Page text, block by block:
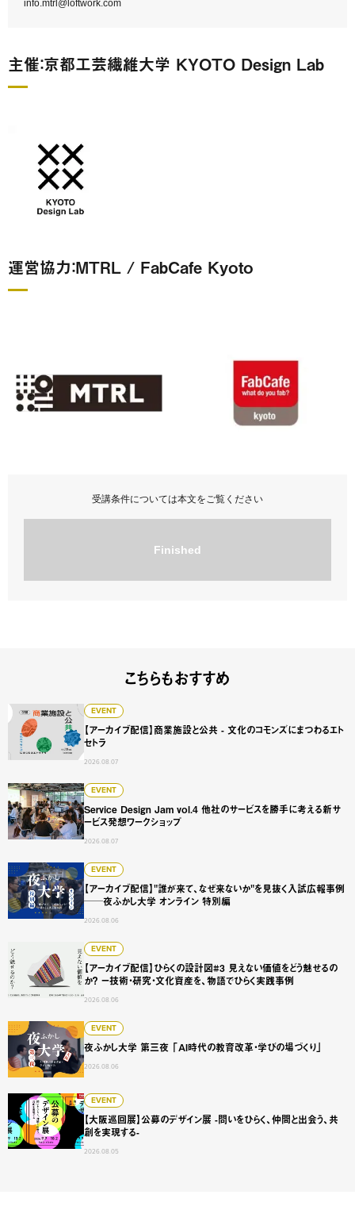
info.mtrl@loftwork.com
主催：京都工芸繊維大学 KYOTO Design Lab
運営協力：MTRL / FabCafe Kyoto
受講条件については本文をご覧ください
Finished
こちらもおすすめ
EVENT
【アーカイブ配信】商業施設と公共 - 文化のコモンズにまつわるエト
セトラ
2026.08.07
【アーカイブ配信】商業施設と公共 - 文化のコモンズにまつ
EVENT
Service Design Jam vol.4 他社のサービスを勝手に考える新サ
ービス発想ワークショップ
2026.08.07
Service Design Jam vol.4 他社のサービスを勝手に考える
EVENT
【アーカイブ配信】"誰が来て、なぜ来ないか"を見抜く入試広報事例
──夜ふかし大学 オンライン 特別編
2026.08.06
【アーカイブ配信】"誰が来て、なぜ来ないか"を見抜く入
EVENT
【アーカイブ配信】ひらくの設計図#3 見えない価値をどう魅せるの
か？ ー技術・研究・文化資産を、物語でひらく実践事例
2026.08.06
【アーカイブ配信】ひらくの設計図#3 見えない価値をどう
EVENT
夜ふかし大学 第三夜 「AI時代の教育改革・学びの場づくり」
2026.08.06
夜ふかし大学 第三夜 「AI時代の教育改革・学びの場づくり」
EVENT
【大阪巡回展】公募のデザイン展 -問いをひらく、仲間と出会う、共
創を実現する-
2026.08.05
【大阪巡回展】公募のデザイン展 -問いをひらく、仲間と出